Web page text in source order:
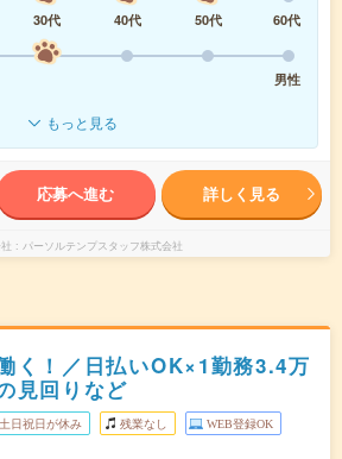
30代 40代 50代
60代
男性
もっと見る
応募へ進む 詳しく見る
パーソルテンプスタッフ株式会社
く！／日払いOK×1勤務3.4万
見回りなど
土日祝日が休み 残業なし WEB登録OK